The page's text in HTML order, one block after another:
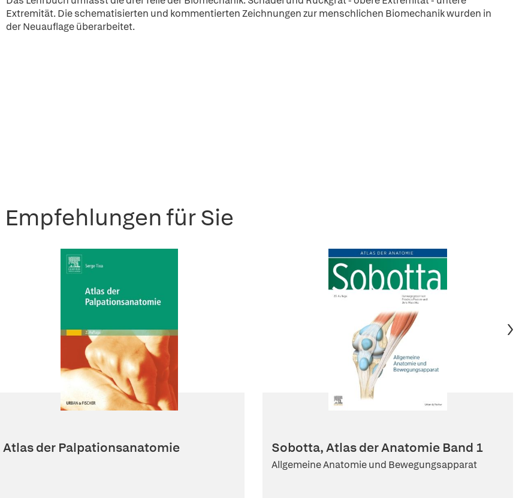
Extremität. Die schematisierten und kommentierten Zeichnungen zur menschlichen Biomechanik wurden in
der Neuauflage überarbeitet.
Empfehlungen für Sie
Atlas der Palpationsanatomie Sobotta, Atlas der Anatomie Band 1
Allgemeine Anatomie und Bewegungsapparat